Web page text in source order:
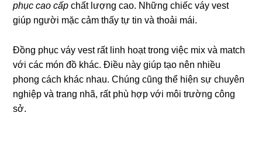
phục cao cấp chất lượng cao. Những chiếc váy vest
giúp người mặc cảm thấy tự tin và thoải mái.
Đồng phục váy vest rất linh hoạt trong việc mix và match
với các món đồ khác. Điều này giúp tạo nên nhiều
phong cách khác nhau. Chúng cũng thể hiện sự chuyên
nghiệp và trang nhã, rất phù hợp với môi trường công
sở.